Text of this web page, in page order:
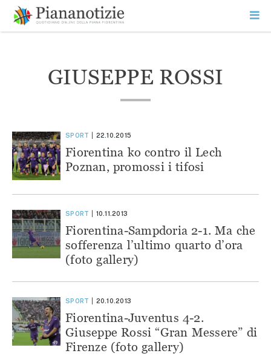
contenuto
SEARCH
GIUSEPPE ROSSI
SPORT 22.10.2015
Fiorentina ko contro il Lech
Poznan, promossi i tifosi
SPORT 10.11.2013
Fiorentina-Sampdoria 2-1. Ma che
sofferenza l’ultimo quarto d’ora
(foto gallery)
SPORT 20.10.2013
Fiorentina-Juventus 4-2.
Giuseppe Rossi “Gran Messere” di
Firenze (foto gallery)